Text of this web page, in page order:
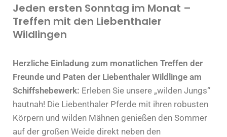
Jeden ersten Sonntag im Monat –
Treffen mit den Liebenthaler
Wildlingen
Herzliche Einladung zum monatlichen Treffen der
Freunde und Paten der Liebenthaler Wildlinge am
Schiffshebewerk: Erleben Sie unsere „wilden Jungs“
hautnah! Die Liebenthaler Pferde mit ihren robusten
Körpern und wilden Mähnen genießen den Sommer
auf der großen Weide direkt neben den